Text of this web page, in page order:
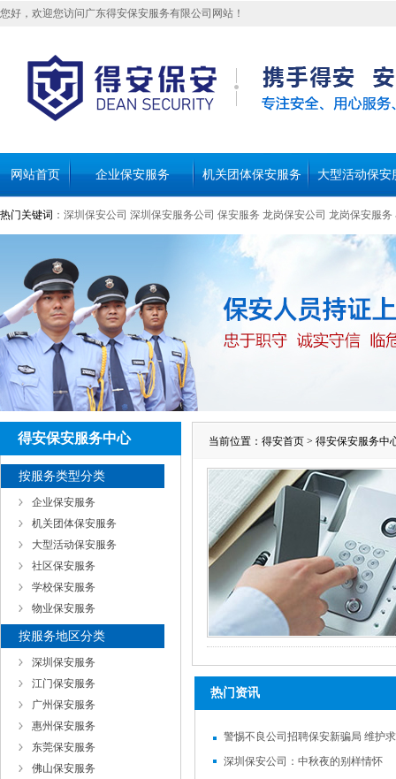
您好，欢迎您访问广东得安保安服务有限公司网站！
网站首页 企业保安服务 机关团体保安服务 大型活动保安
热门关键词 ： 深圳保安公司 深圳保安服务公司 保安服务 龙岗保安公司 龙岗保安服务
得安保安服务中心
按服务类型分类
企业保安服务
机关团体保安服务
大型活动保安服务
社区保安服务
学校保安服务
物业保安服务
按服务地区分类
深圳保安服务
江门保安服务
广州保安服务
惠州保安服务
东莞保安服务
佛山保安服务
当前位置： 得安首页 > 得安保安服务中
热门资讯
警惕不良公司招聘保安新骗局 维护
深圳保安公司：中秋夜的别样情怀